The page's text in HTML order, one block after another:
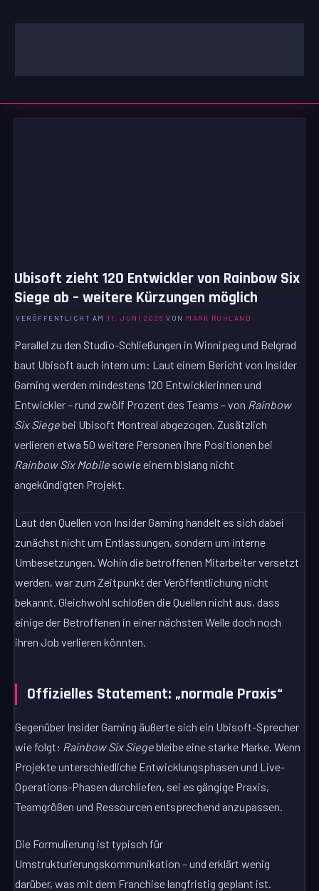
Inhalt
Ubisoft zieht 120 Entwickler von Rainbow Six
Siege ab – weitere Kürzungen möglich
VERÖFFENTLICHT AM 11. JUNI 2026 VON MARK RUHLAND
Parallel zu den Studio-Schließungen in Winnipeg und Belgrad
baut Ubisoft auch intern um: Laut einem Bericht von Insider
Gaming werden mindestens 120 Entwicklerinnen und
Entwickler – rund zwölf Prozent des Teams – von Rainbow
Six Siegebei Ubisoft Montreal abgezogen. Zusätzlich
verlieren etwa 50 weitere Personen ihre Positionen bei
Rainbow Six Mobile sowie einem bislang nicht
angekündigten Projekt.
Laut den Quellen von Insider Gaming handelt es sich dabei
zunächst nicht um Entlassungen, sondern um interne
Umbesetzungen. Wohin die betroffenen Mitarbeiter versetzt
werden, war zum Zeitpunkt der Veröffentlichung nicht
bekannt. Gleichwohl schloßen die Quellen nicht aus, dass
einige der Betroffenen in einer nächsten Welle doch noch
ihren Job verlieren könnten.
Offizielles Statement: „normale Praxis“
Gegenüber Insider Gaming äußerte sich ein Ubisoft-Sprecher
wie folgt: Rainbow Six Siegebleibe eine starke Marke. Wenn
Projekte unterschiedliche Entwicklungsphasen und Live-
Operations-Phasen durchliefen, sei es gängige Praxis,
Teamgrößen und Ressourcen entsprechend anzupassen.
Die Formulierung ist typisch für
Umstrukturierungskommunikation – und erklärt wenig
darüber, was mit dem Franchise langfristig geplant ist.